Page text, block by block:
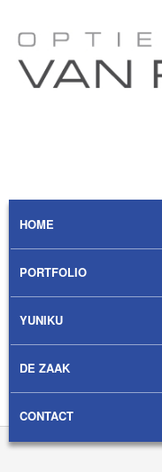
Optiek
Van
HOME
PORTFOLIO
YUNIKU
DE ZAAK
CONTACT